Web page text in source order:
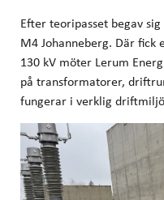
Efter teoripasset begav
M4 Johanneberg. Där fick
130 kV möter Lerum
på transformatorer,
fungerar i verklig